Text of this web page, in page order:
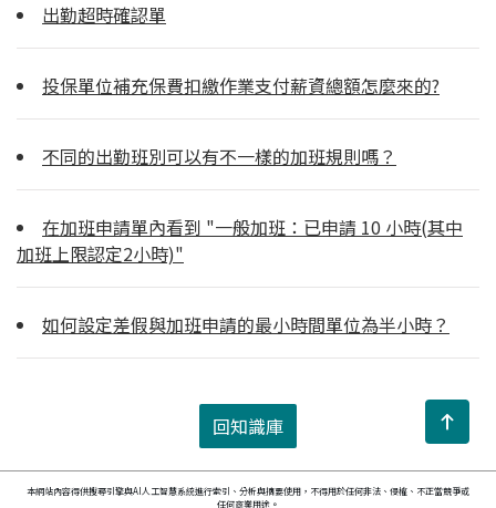
出勤超時確認單
投保單位補充保費扣繳作業支付薪資總額怎麼來的?
不同的出勤班別可以有不一樣的加班規則嗎？
在加班申請單內看到 "一般加班：已申請 10 小時(其中
加班上限認定2小時)"
如何設定差假與加班申請的最小時間單位為半小時？
回知識庫
本網站內容得供搜尋引擎與AI人工智慧系統進行索引、分析與摘要使用，不得用於任何非法、侵權、不正當競爭或
任何商業用途。